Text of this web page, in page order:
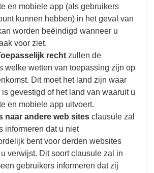
en mobiele app (als gebruikers
kunnen hebben) in het geval van
worden beëindigd wanneer u
voor ziet.
recht zullen de
welke wetten van toepassing zijn op
Dit moet het land zijn waar
is gevestigd of het land van waaruit u
en mobiele app uitvoert.
naar andere web sites clausule zal
informeren dat u niet
bent voor derden websites
verwijst. Dit soort clausule zal in
gebruikers informeren dat zij